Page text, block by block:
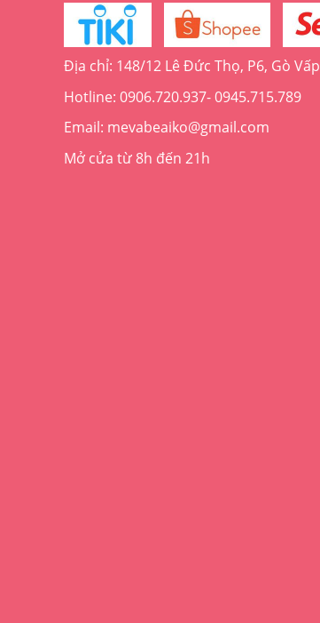
Địa chỉ: 148/12 Lê Đức Thọ, P6, Gò Vấp
Hotline: 0906.720.937- 0945.715.789
Email: mevabeaiko@gmail.com
Mở cửa từ 8h đến 21h